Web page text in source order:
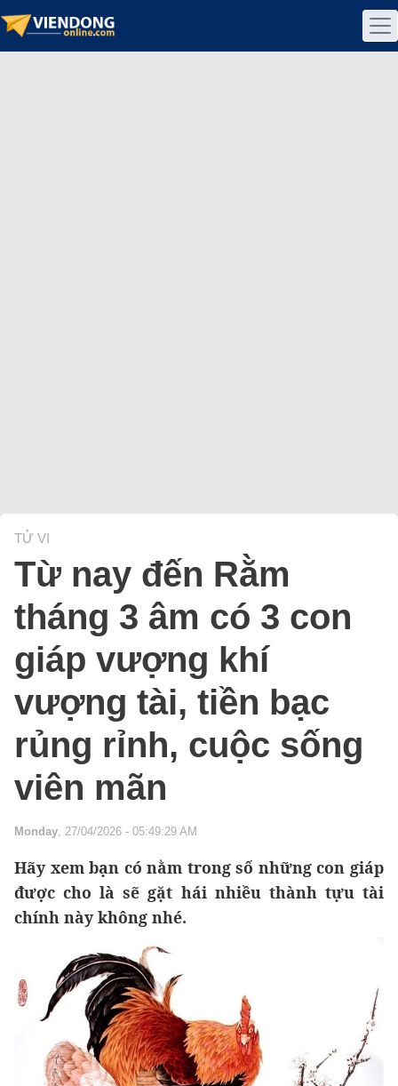
TỬ VI
Từ nay đến Rằm
tháng 3 âm có 3 con
giáp vượng khí
vượng tài, tiền bạc
rủng rỉnh, cuộc sống
viên mãn
Monday, 27/04/2026 - 05:49:29 AM
Hãy xem bạn có nằm trong số những con giáp
được cho là sẽ gặt hái nhiều thành tựu tài
chính này không nhé.